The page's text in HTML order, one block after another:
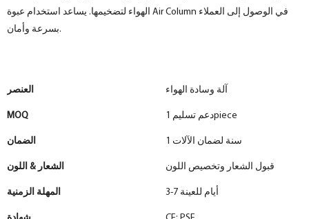
الهواء لتضخيمها. يساعد استخدام عبوة Air Column في الوصول إلى العملاء
بسرعة وأمان.
آلة وسادة الهواء
MOQ دعم تسليم 1piece
الضمان 1 سنة لضمان الآلات
الشعار & اللون قبول الشعار وتخصيص اللون
المهلة الزمنية 3-7 أيام للعينة